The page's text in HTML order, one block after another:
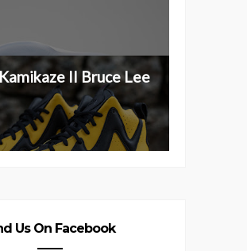
II Bruce Lee
Us On Facebook